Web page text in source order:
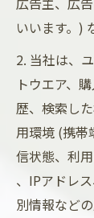
いいます。)
2. 当社は、
トウエア、
歴、検索し
用環境 (携帯
信状態、利
、IPアドレ
別情報など